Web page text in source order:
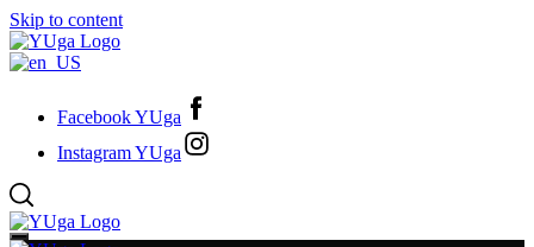
Skip to content
Facebook YUga
Instagram YUga